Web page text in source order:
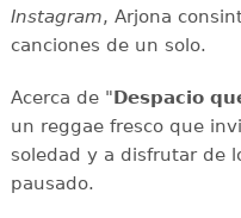
Instagram, Arjona
canciones de un solo.
Acerca de "Despacio
un reggae fresco que
soledad y a disfrutar de
pausado.